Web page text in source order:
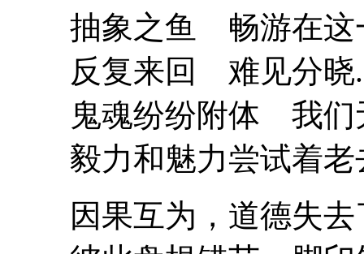
抽象之鱼 畅游在这
反复来回 难见分晓.
鬼魂纷纷附体 我们
毅力和魅力尝试着老
因果互为，道德失去